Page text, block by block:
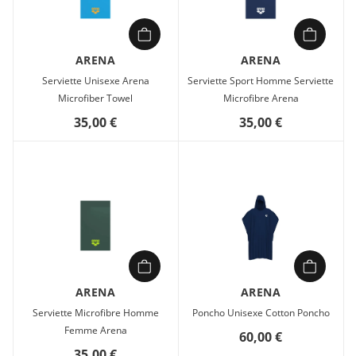
ARENA
Serviette Unisexe Arena
Microfiber Towel
35,00 €
ARENA
Serviette Sport Homme Serviette
Microfibre Arena
35,00 €
ARENA
Serviette Microfibre Homme
Femme Arena
ARENA
Poncho Unisexe Cotton Poncho
60,00 €